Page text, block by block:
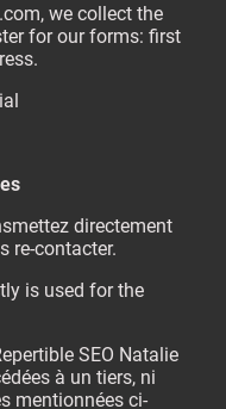
we collect the
for our forms: first
directement
re-contacter.
is used for the
SEO Natalie
à un tiers, ni
mentionnées ci-